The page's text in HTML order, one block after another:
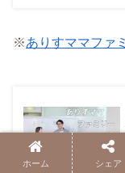
※ありすママファ
ホーム シェア